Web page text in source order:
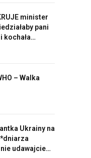
minister
pani
kochała
– Walka
Ukrainy na
udawajcie